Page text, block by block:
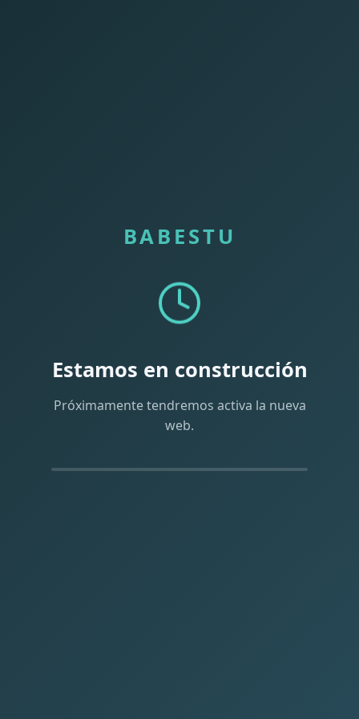
BABESTU
Estamos en construcción
Próximamente tendremos activa la nueva
web.